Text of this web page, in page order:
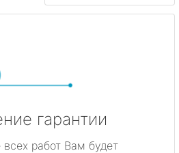
гарантии
работ Вам будет